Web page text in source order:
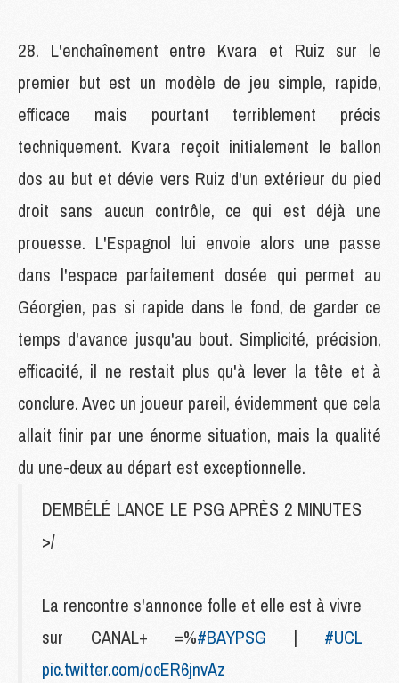
L'enchaînement entre Kvara et Ruiz sur le
premier but est un modèle de jeu simple, rapide,
efficace mais pourtant terriblement précis
techniquement. Kvara reçoit initialement le ballon
dos au but et dévie vers Ruiz d'un extérieur du pied
droit sans aucun contrôle, ce qui est déjà une
prouesse. L'Espagnol lui envoie alors une passe
dans l'espace parfaitement dosée qui permet au
Géorgien, pas si rapide dans le fond, de garder ce
temps d'avance jusqu'au bout. Simplicité, précision,
efficacité, il ne restait plus qu'à lever la tête et à
conclure. Avec un joueur pareil, évidemment que cela
allait finir par une énorme situation, mais la qualité
du une-deux au départ est exceptionnelle.
DEMBÉLÉ LANCE LE PSG APRÈS 2 MINUTES
>/
La rencontre s'annonce folle et elle est à vivre
sur CANAL+ =%#BAYPSG | #UCL
pic.twitter.com/ocER6jnvAz